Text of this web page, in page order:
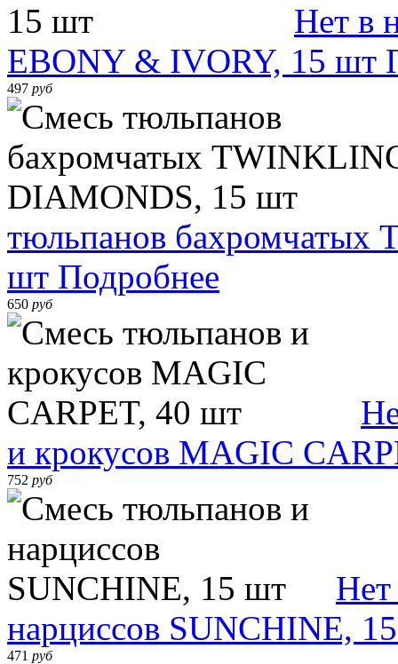
Нет в
EBONY & IVORY, 15 шт
497 руб
тюльпанов
шт Подробнее
650 руб
и крокусов MAGIC
752 руб
Нет
нарциссов SUNCHINE,
471 руб